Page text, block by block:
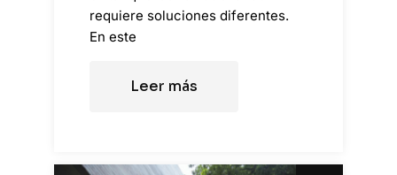
requiere soluciones diferentes.
En este
Leer más